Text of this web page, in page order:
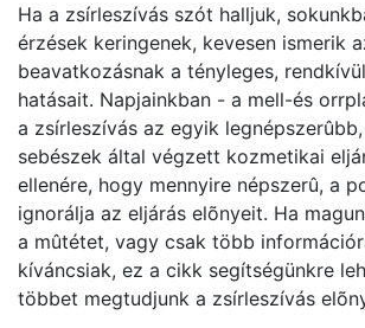
Ha a zsírleszívás szót halljuk,
érzések keringenek, kevesen ismerik
beavatkozásnak a tényleges,
hatásait. Napjainkban - a mell-és
a zsírleszívás az egyik
sebészek által végzett kozmetikai
ellenére, hogy mennyire népszerû, a
ignorálja az eljárás elõnyeit. Ha
a mûtétet, vagy csak több
kíváncsiak, ez a cikk segítségünkre
többet megtudjunk a zsírleszívás